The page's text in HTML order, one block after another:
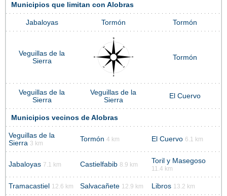
Municipios que limitan con Alobras
Jabaloyas Tormón Tormón
Veguillas de la
Sierra
Tormón
Veguillas de la
Sierra
Veguillas de la
Sierra
El Cuervo
Municipios vecinos de Alobras
Veguillas de la
Sierra 3 km
Tormón 4 km El Cuervo 6.1 km
Jabaloyas 7.1 km Castielfabib 8.9 km Toril y Masegoso
11.4 km
Tramacastiel 12.6 km Salvacañete 12.9 km Libros 13.2 km